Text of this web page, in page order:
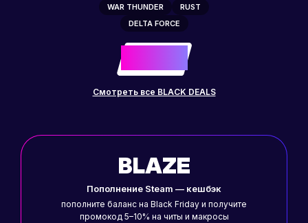
WAR THUNDER
RUST
DELTA FORCE
до
Смотреть все BLACK DEALS
BLAZE
Пополнение Steam — кешбэк
пополните баланс на Black Friday и получите
промокод 5–10% на читы и макросы